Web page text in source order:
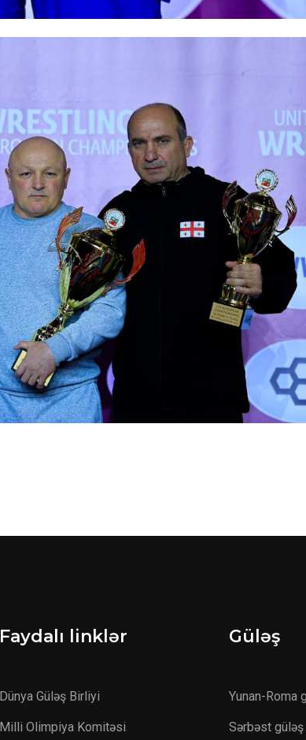
Faydalı linklər
Dünya Güləş Birliyi
Milli Olimpiya Komitəsi
Güləş
Yunan-Roma
Sərbəst güləş